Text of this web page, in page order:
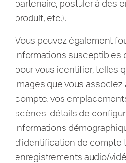
partenaire, postuler à des
produit, etc.).
Vous pouvez également
informations susceptibles
pour vous identifier, telles
images que vous associez
compte, vos
scènes, détails de
informations
d'identification de compte
enregistrements audio/